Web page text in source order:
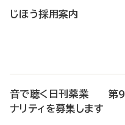
じほう採用案内
音で聴く日刊薬業 第9
ナリティを募集します